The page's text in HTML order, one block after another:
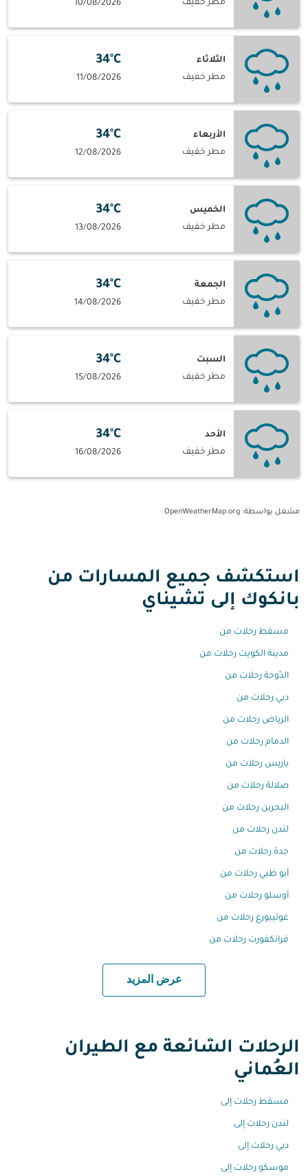
مطر خفيف 10/08/2026
الثلاثاء
مطر خفيف
34°C
11/08/2026
الأربعاء
مطر خفيف
34°C
12/08/2026
الخميس
مطر خفيف
34°C
13/08/2026
الجمعة
مطر خفيف
34°C
14/08/2026
السبت
مطر خفيف
34°C
15/08/2026
الأحد
مطر خفيف
34°C
16/08/2026
مشغل بواسطة: OpenWeatherMap.org
استكشف جميع المسارات من
بانكوك إلى تشيناي
مسقط رحلات من
مدينة الكويت رحلات من
الدّوحة رحلات من
دبي رحلات من
الرياض رحلات من
الدمام رحلات من
باريس رحلات من
صلالة رحلات من
البحرين رحلات من
لندن رحلات من
جدة رحلات من
أبو ظبي رحلات من
أوسلو رحلات من
غوتيبورغ رحلات من
فرانكفورت رحلات من
عرض المزيد
الرحلات الشائعة مع الطيران
العُماني
مسقط رحلات إلى
لندن رحلات إلى
دبي رحلات إلى
موسكو رحلات إلى